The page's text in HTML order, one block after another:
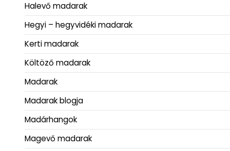
Halevő madarak
Hegyi – hegyvidéki madarak
Kerti madarak
Költöző madarak
Madarak
Madarak blogja
Madárhangok
Magevő madarak